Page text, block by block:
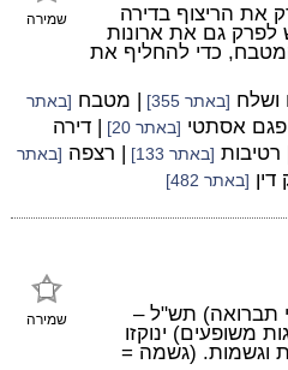
שמירה
את הריצוף בדירה
לפרק גם את ארונות
כדי להחליף את
ושלח [באתר 355] | מטבח [באתר
אסתטי [באתר 20] | דירה
רטיבות [באתר 133] | רצפה [באתר
[באתר 482]
שמירה
תברואה) תש"ל –
(גגות משופעים) ינוקזו
וגשמות. (גשמה =